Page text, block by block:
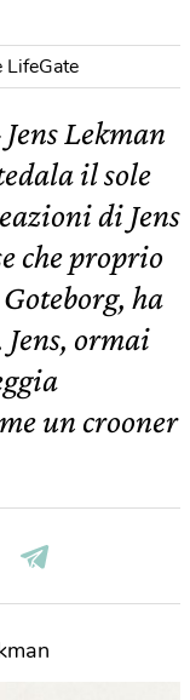
LifeGate
Lekman
il sole
di Jens
che proprio
ha
ormai
un crooner